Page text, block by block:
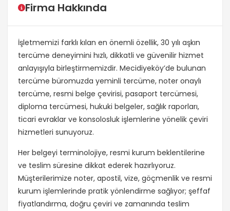
Firma Hakkında
İşletmemizi farklı kılan en önemli özellik, 30 yılı aşkın
tercüme deneyimini hızlı, dikkatli ve güvenilir hizmet
anlayışıyla birleştirmemizdir. Mecidiyeköy’de bulunan
tercüme büromuzda yeminli tercüme, noter onaylı
tercüme, resmi belge çevirisi, pasaport tercümesi,
diploma tercümesi, hukuki belgeler, sağlık raporları,
ticari evraklar ve konsolosluk işlemlerine yönelik çeviri
hizmetleri sunuyoruz.
Her belgeyi terminolojiye, resmi kurum beklentilerine
ve teslim süresine dikkat ederek hazırlıyoruz.
Müşterilerimize noter, apostil, vize, göçmenlik ve resmi
kurum işlemlerinde pratik yönlendirme sağlıyor; şeffaf
fiyatlandırma, doğru çeviri ve zamanında teslim